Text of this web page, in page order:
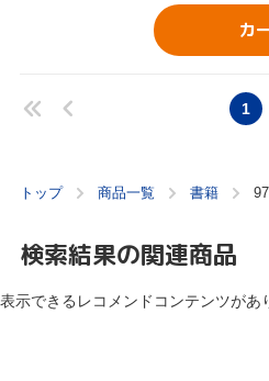
カ
1
トップ 商品一覧 書籍
検索結果の関連商品
表示できるレコメンドコンテンツがあ